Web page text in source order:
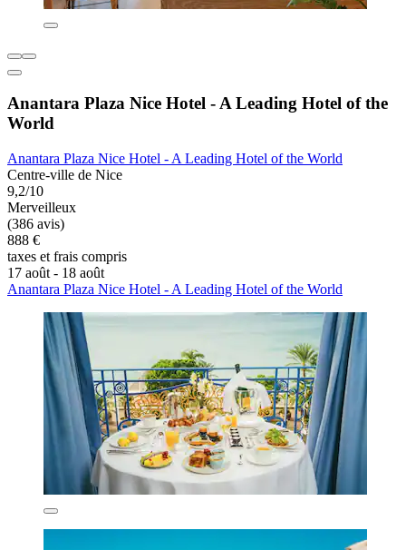
Anantara Plaza Nice Hotel - A Leading Hotel of the
World
Anantara Plaza Nice Hotel - A Leading Hotel of the World
Centre-ville de Nice
9,2/10
Merveilleux
(386 avis)
888 €
taxes et frais compris
17 août - 18 août
Anantara Plaza Nice Hotel - A Leading Hotel of the World